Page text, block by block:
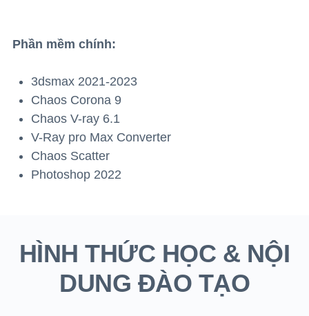
Phần mềm chính:
3dsmax 2021-2023
Chaos Corona 9
Chaos V-ray 6.1
V-Ray pro Max Converter
Chaos Scatter
Photoshop 2022
HÌNH THỨC HỌC & NỘI
DUNG ĐÀO TẠO